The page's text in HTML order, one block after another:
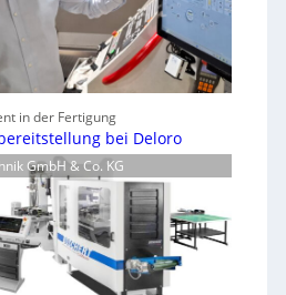
in der Fertigung
bei Deloro
GmbH & Co. KG